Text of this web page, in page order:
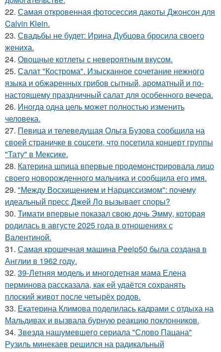
22. Самая откровенная фотосессия дакоты Джонсон для
Calvin Klein.
23. Свадьбы не будет: Ирина Дубцова бросила своего
жениха.
24. Овощные котлеты с невероятным вкусом.
25. Салат "Кострома". Изысканное сочетание нежного
языка и обжаренных грибов сытный, ароматный и по-
настоящему праздничный салат для особенного вечера.
26. Иногда одна цель может полностью изменить
человека.
27. Певица и телеведущая Ольга Бузова сообщила на
своей страничке в соцсети, что посетила концерт группы
"Тату" в Мексике.
28. Катерина шпица впервые продемонстрировала лицо
своего новорожденного мальчика и сообщила его имя.
29. "Между Восхищением и Нарциссизмом": почему
идеальный пресс Джей Ло вызывает споры?
30. Тимати впервые показал свою дочь Эмму, которая
родилась в августе 2025 года в отношениях с
Валентиной.
31. Самая крошечная машинa Peelp50 была созданa в
Англии в 1962 году.
32. 39-Летняя модель и многодетная мама Елена
перминова рассказала, как ей удаётся сохранять
плоский живот после четырёх родов.
33. Екатерина Климова поделилась кадрами с отдыха на
Мальдивах и вызвала бурную реакцию поклонников.
34. Звезда нашумевшего сериала "Слово Пацана"
Рузиль минекаев решился на радикальный